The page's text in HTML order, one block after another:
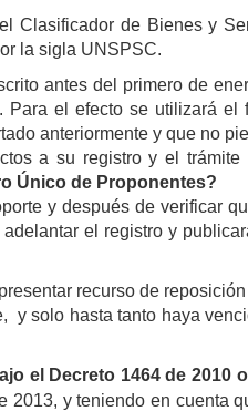
de Bienes y
la sigla UNSPSC.
antes del primero de
el efecto se utilizará el
anteriormente y que no
a su registro y el
Único de Proponentes?
y después de verificar
el registro y
recurso de
solo hasta tanto haya
el Decreto 1464 de 2010
2013, y teniendo en cuenta